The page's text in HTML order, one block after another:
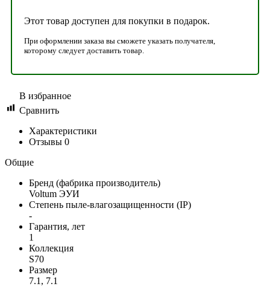
Этот товар доступен для покупки в подарок.
При оформлении заказа вы сможете указать получателя,
которому следует доставить товар.
В избранное
Сравнить
Характеристики
Отзывы 0
Общие
Бренд (фабрика производитель)
Voltum ЭУИ
Степень пыле-влагозащищенности (IP)
-
Гарантия, лет
1
Коллекция
S70
Размер
7.1, 7.1